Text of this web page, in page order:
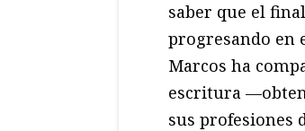
saber que el
progresando en
Marcos ha
escritura
sus profesiones